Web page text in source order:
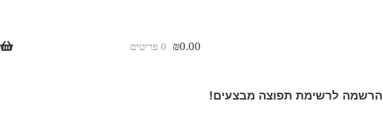
₪0.00 0 פריטים
הרשמה לרשימת תפוצה מבצעים!